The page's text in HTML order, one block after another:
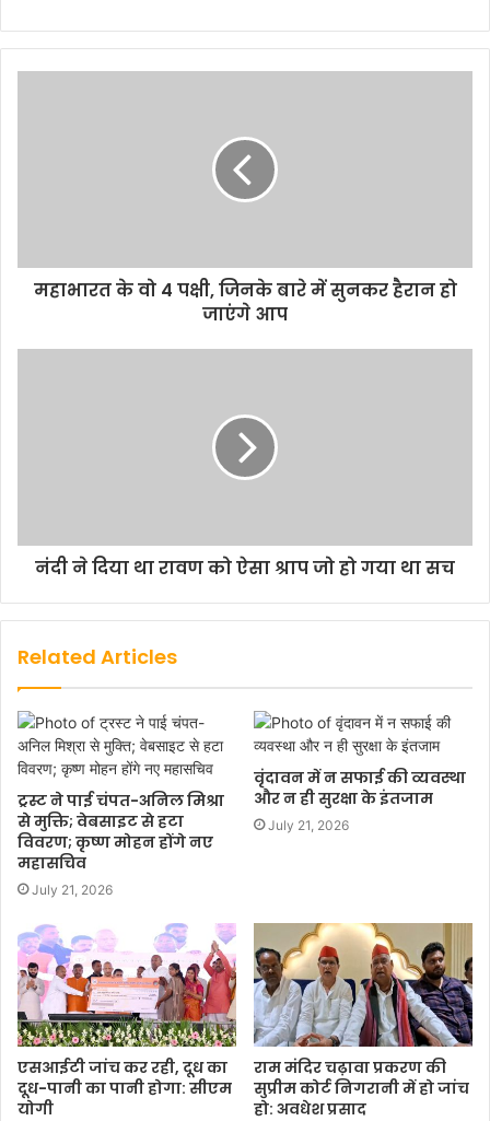
महाभारत के वो 4 पक्षी, जिनके बारे में सुनकर हैरान हो
जाएंगे आप
नंदी ने दिया था रावण को ऐसा श्राप जो हो गया था सच
Related Articles
ट्रस्ट ने पाई चंपत-अनिल मिश्रा
से मुक्ति; वेबसाइट से हटा
विवरण; कृष्ण मोहन होंगे नए
महासचिव
July 21, 2026
वृंदावन में न सफाई की व्यवस्था
और न ही सुरक्षा के इंतजाम
July 21, 2026
एसआईटी जांच कर रही, दूध का
दूध-पानी का पानी होगा: सीएम
योगी
राम मंदिर चढ़ावा प्रकरण की
सुप्रीम कोर्ट निगरानी में हो जांच
हो: अवधेश प्रसाद